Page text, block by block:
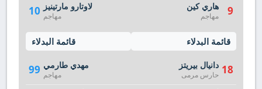
10 لاوتارو مارتينيز
مهاجم
قائمة البدلاء
99 مهدي طارمي
مهاجم
9 هاري كين
مهاجم
قائمة البدلاء
18 دانيال بيريتز
حارس مرمى